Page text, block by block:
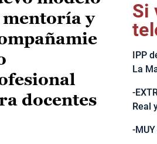
mentoría y
docentes
Si
IPP
La
-
Real
-